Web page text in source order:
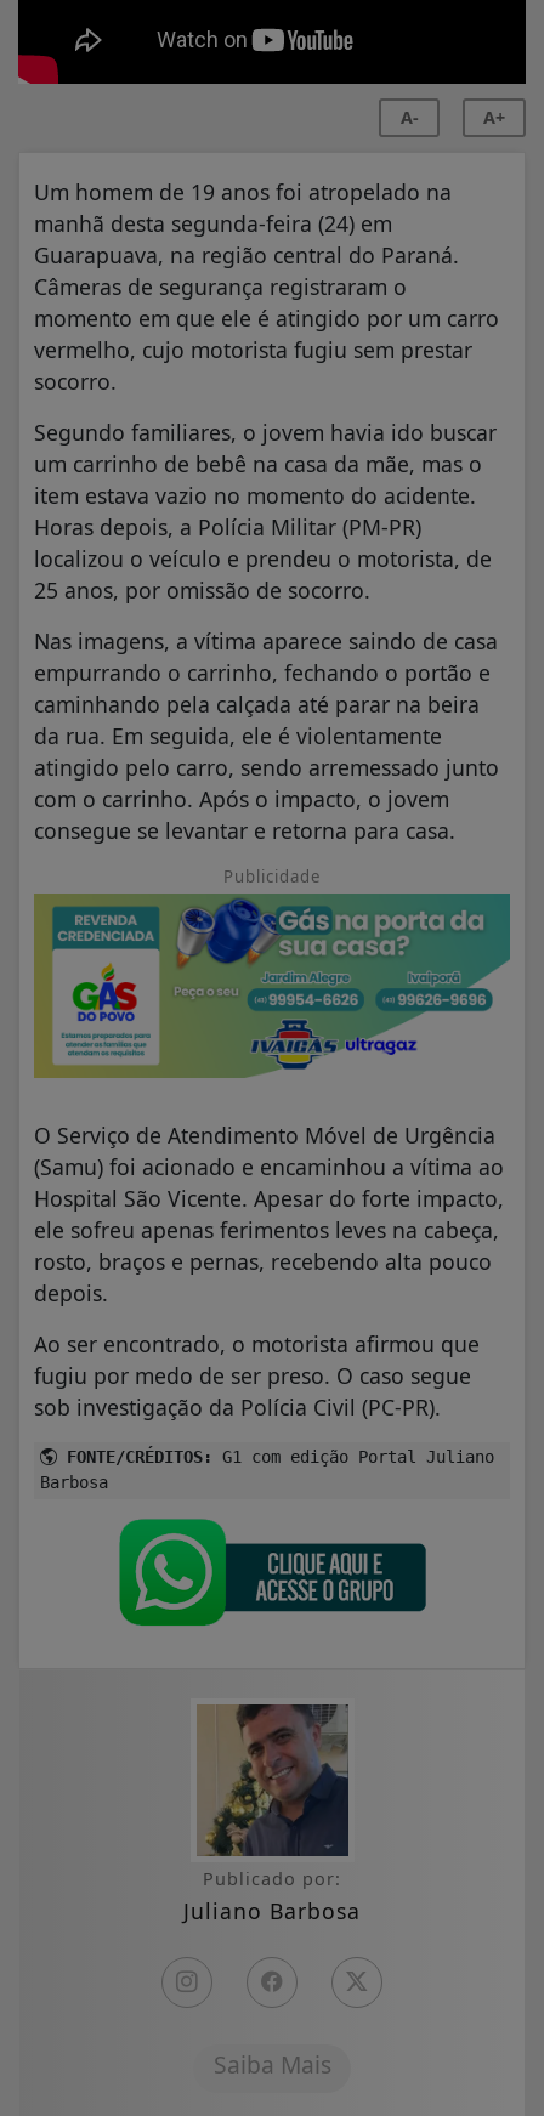
A- A+
Um homem de 19 anos foi atropelado na
manhã desta segunda-feira (24) em
Guarapuava, na região central do Paraná.
Câmeras de segurança registraram o
momento em que ele é atingido por um carro
vermelho, cujo motorista fugiu sem prestar
socorro.
Segundo familiares, o jovem havia ido buscar
um carrinho de bebê na casa da mãe, mas o
item estava vazio no momento do acidente.
Horas depois, a Polícia Militar (PM-PR)
localizou o veículo e prendeu o motorista, de
25 anos, por omissão de socorro.
Nas imagens, a vítima aparece saindo de casa
empurrando o carrinho, fechando o portão e
caminhando pela calçada até parar na beira
da rua. Em seguida, ele é violentamente
atingido pelo carro, sendo arremessado junto
com o carrinho. Após o impacto, o jovem
consegue se levantar e retorna para casa.
Publicidade
O Serviço de Atendimento Móvel de Urgência
(Samu) foi acionado e encaminhou a vítima ao
Hospital São Vicente. Apesar do forte impacto,
ele sofreu apenas ferimentos leves na cabeça,
rosto, braços e pernas, recebendo alta pouco
depois.
Ao ser encontrado, o motorista afirmou que
fugiu por medo de ser preso. O caso segue
sob investigação da Polícia Civil (PC-PR).
FONTE/CRÉDITOS:
G1 com edição Portal Juliano
Barbosa
Publicado por:
Juliano Barbosa
Saiba Mais